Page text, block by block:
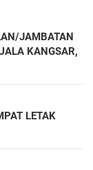
JAMBATAN
KANGSAR,
LETAK